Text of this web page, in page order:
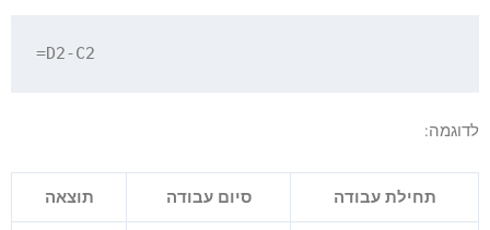
לדוגמה:
תחילת עבודה סיום עבודה תוצאה